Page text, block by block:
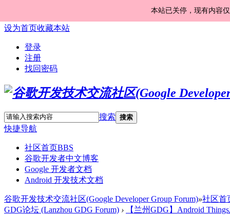
本站已关停，现有内容
设为首页收藏本站
登录
注册
找回密码
搜索 搜索
快捷导航
社区首页BBS
谷歌开发者中文博客
Google 开发者文档
Android 开发技术文档
谷歌开发技术交流社区(Google Developer Group Forum)»社区首
GDG论坛 (Lanzhou GDG Forum) ›
【兰州GDG】Android